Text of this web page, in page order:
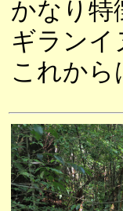
かなり特
ギラン
これから